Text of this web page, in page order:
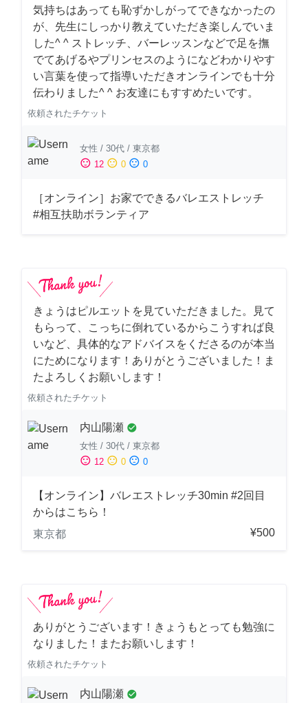
気持ちはあっても恥ずかしがってできなかったの
が、先生にしっかり教えていただき楽しんでいま
した^ ^ ストレッチ、バーレッスンなどで足を撫
でてあげるやプリンセスのようになどわかりやす
い言葉を使って指導いただきオンラインでも十分
伝わりました^ ^ お友達にもすすめたいです。
依頼されたチケット
女性 / 30代 / 東京都
sentiment_satisfied 12 sentiment_neutral 0 sentiment_dissatisfied 0
［オンライン］お家でできるバレエストレッチ
#相互扶助ボランティア
きょうはピルエットを見ていただきました。見て
もらって、こっちに倒れているからこうすれば良
いなど、具体的なアドバイスをくださるのが本当
にためになります！ありがとうございました！ま
たよろしくお願いします！
依頼されたチケット
内山陽瀬 check_circle
女性 / 30代 / 東京都
sentiment_satisfied 12 sentiment_neutral 0 sentiment_dissatisfied 0
【オンライン】バレエストレッチ30min #2回目
からはこちら！
東京都
¥500
ありがとうございます！きょうもとっても勉強に
なりました！またお願いします！
依頼されたチケット
内山陽瀬 check_circle